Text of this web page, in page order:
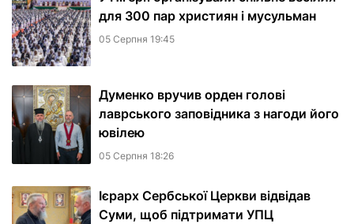
для 300 пар християн і мусульман
05 Серпня 19:45
Думенко вручив орден голові
лаврського заповідника з нагоди його
ювілею
05 Серпня 18:26
Ієрарх Сербської Церкви відвідав
Суми, щоб підтримати УПЦ